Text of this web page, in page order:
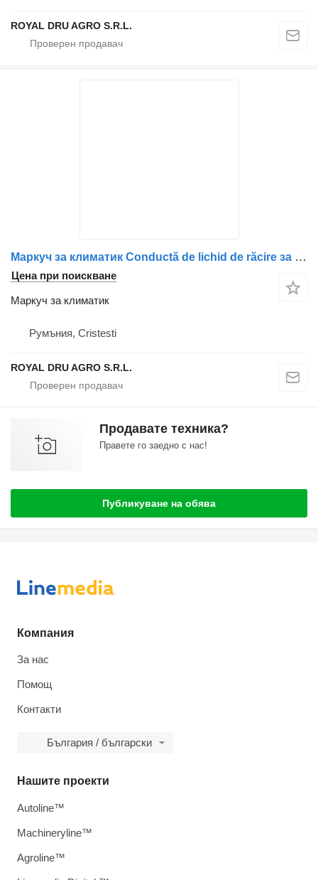
ROYAL DRU AGRO S.R.L.
Маркуч за климатик Conductă de lichid de răcire за камион Scania 2010948-11
Цена при поискване
Маркуч за климатик
Румъния, Cristesti
ROYAL DRU AGRO S.R.L.
Продавате техника?
Правете го заедно с нас!
Публикуване на обява
Компания
За нас
Помощ
Контакти
България / български
Нашите проекти
Autoline™
Machineryline™
Agroline™